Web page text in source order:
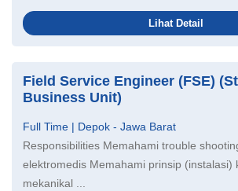
Lihat Detail
Field Service Engineer (FSE)
Business Unit)
Full Time | Depok - Jawa Barat
Responsibilities Memahami trouble
elektromedis Memahami prinsip (instalasi)
mekanikal ...